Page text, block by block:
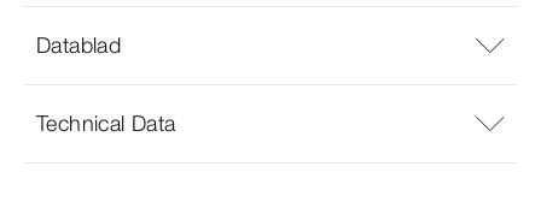
Datablad
Technical Data